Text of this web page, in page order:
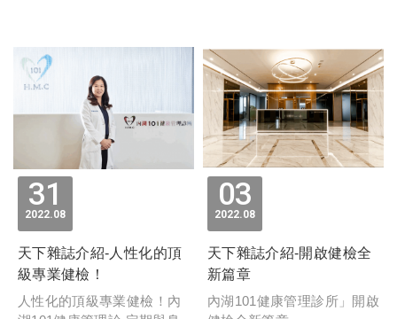
動而去
31
08
2022
天下雜誌介紹-人性化的頂
級專業健檢！
人性化的頂級專業健檢！內
03
08
2022
天下雜誌介紹-開啟健檢全
新篇章
內湖101健康管理診所」開啟